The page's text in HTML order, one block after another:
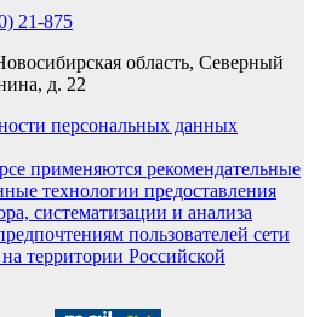
21-875
область, Северный
д. 22
персональных данных
применяются рекомендательные
технологии предоставления
систематизации и анализа
пользователей сети
территории Российской